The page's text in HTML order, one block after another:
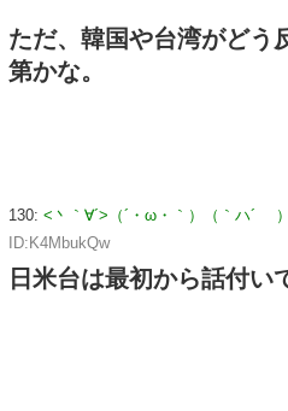
ただ、韓国や台湾がどう
第かな。
130: <丶｀∀´>（´・ω・｀）（｀ハ´
ID:K4MbukQw
日米台は最初から話付い